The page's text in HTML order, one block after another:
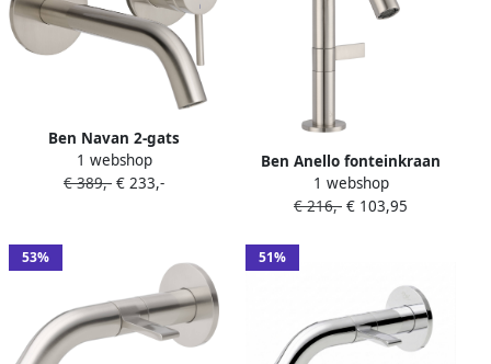
Ben Navan 2-gats
inbouwmengkraan
geborsteld nikkel
1 webshop
€ 389,- € 233,-
Ben Anello fonteinkraan
met hendel rechts RVS-look
1 webshop
€ 216,- € 103,95
53% 51%